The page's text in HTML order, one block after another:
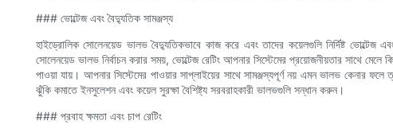
### ভোল্টেজ এবং বৈদ্যুতিক সামঞ্জস্য
হাইড্রোলিক সোলেনয়েড ভালভ বৈদ্যুতিকভাবে কাজ করে এবং তাদের কয়েলগুলি নির্দিষ্ট
সোলেনয়েড ভালভ নির্বাচন করার সময়, ভোল্টেজ রেটিং আপনার সিস্টেমের প্রয়োজনীয়তার সাথে
পাওয়া যায়। আপনার সিস্টেমের পাওয়ার সাপ্লাইয়ের সাথে সামঞ্জস্যপূর্ণ নয় এমন ভালভ কেনার
ঝুঁকি কমাতে ইনসুলেশন এবং কয়েল সুরক্ষা বৈশিষ্ট্য সরবরাহকারী ভালভগুলি সন্ধান করুন।
### প্রবাহ ক্ষমতা এবং চাপ রেটিং